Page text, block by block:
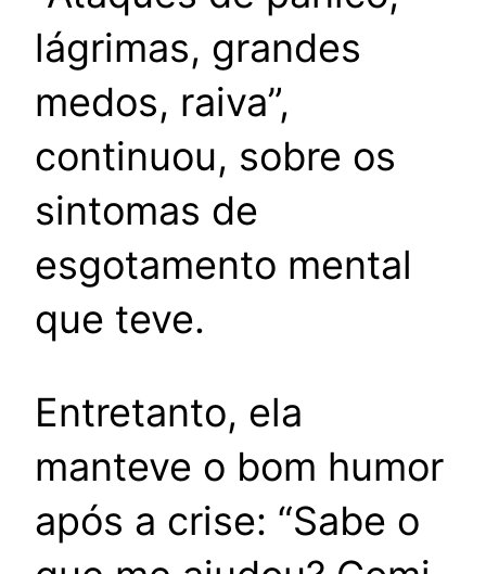
lágrimas, grandes
medos, raiva”,
continuou, sobre os
sintomas de
esgotamento mental
que teve.
Entretanto, ela
manteve o bom humor
após a crise: “Sabe o